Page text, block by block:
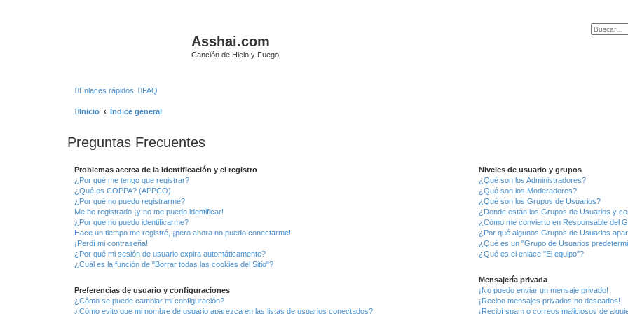
Asshai.com
Canción de Hielo y Fuego
Enlaces rápidos FAQ
Inicio Índice general
Preguntas Frecuentes
Problemas acerca de la identificación y el registro
¿Por qué me tengo que registrar?
¿Qué es COPPA? (APPCO)
¿Por qué no puedo registrarme?
Me he registrado ¡y no me puedo identificar!
¿Por qué no puedo identificarme?
Hace un tiempo me registré, ¡pero ahora no puedo conectarme!
¡Perdí mi contraseña!
¿Por qué mi sesión de usuario expira automáticamente?
¿Cuál es la función de "Borrar todas las cookies del Sitio"?
Preferencias de usuario y configuraciones
¿Cómo se puede cambiar mi configuración?
¿Cómo evito que mi nombre de usuario aparezca en las listas de usuarios conectados?
Niveles de usuario y grupos
¿Qué son los Administradores?
¿Qué son los Moderadores?
¿Qué son los Grupos de Usuarios?
¿Donde están los Grupos de Usuarios y
¿Cómo me convierto en Responsable del
¿Por qué algunos Grupos de Usuarios
¿Qué es un "Grupo de Usuarios
¿Qué es el enlace "El equipo"?
Mensajería privada
¡No puedo enviar un mensaje privado!
¡Recibo mensajes privados no deseados!
¡Recibí spam o correos maliciosos de